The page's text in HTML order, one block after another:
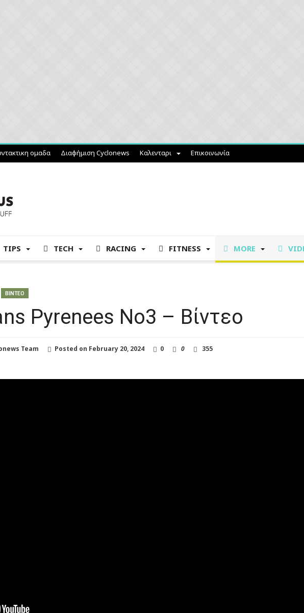
ομαδα Διαφήμιση Cyclonews Καλενταρι Επικοινωνία
TIPS TECH RACING FITNESS MORE
ΒΙΝΤΕΟ
Pyrenees No3 – Βίντεο
Team Posted on February 20, 2024 0 0 355